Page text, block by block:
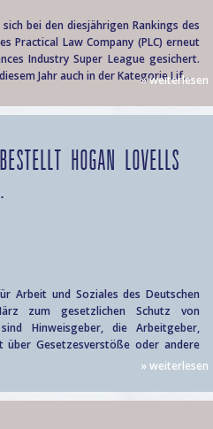
bei den diesjährigen Rankings des
Practical Law Company (PLC) erneut
Industry Super League gesichert.
Jahr auch in der Kategorie Lif...
» weiterlesen
HOGAN LOVELLS
Arbeit und Soziales des Deutschen
zum gesetzlichen Schutz von
Hinweisgeber, die Arbeitgeber,
Gesetzesverstöße oder andere
» weiterlesen